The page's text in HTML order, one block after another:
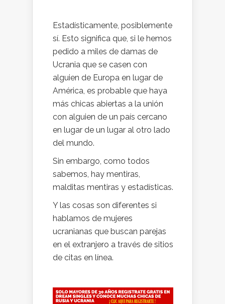
Estadísticamente, posiblemente
sí. Esto significa que, si le hemos
pedido a miles de damas de
Ucrania que se casen con
alguien de Europa en lugar de
América, es probable que haya
más chicas abiertas a la unión
con alguien de un país cercano
en lugar de un lugar al otro lado
del mundo.
Sin embargo, como todos
sabemos, hay mentiras,
malditas mentiras y estadísticas.
Y las cosas son diferentes si
hablamos de mujeres
ucranianas que buscan parejas
en el extranjero a través de sitios
de citas en línea.